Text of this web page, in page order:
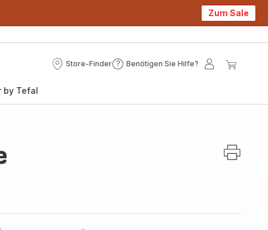
Zum Sale
Store-Finder
Store-
Benötigen Sie Hilfe?
Benötigen
Mein
by Tefal